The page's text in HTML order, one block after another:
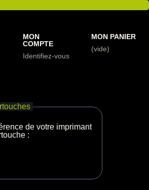
MON
COMPTE
Identifiez-vous
MON PANIER
(vide)
de votre imprimante
: